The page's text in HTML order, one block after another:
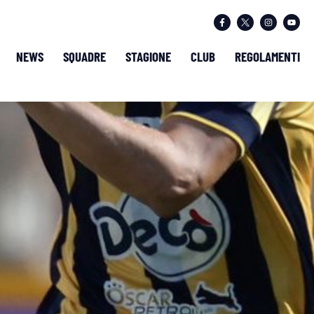
NEWS SQUADRE STAGIONE CLUB REGOLAMENTI